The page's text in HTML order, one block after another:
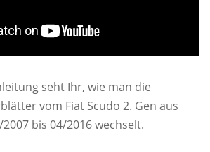
seht Ihr, wie man die
vom Fiat Scudo 2. Gen aus
bis 04/2016 wechselt.